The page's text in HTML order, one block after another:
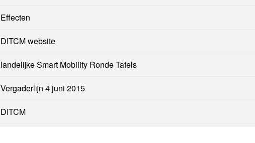
Effecten
DITCM website
landelijke Smart Mobility Ronde Tafels
Vergaderlijn 4 juni 2015
DITCM